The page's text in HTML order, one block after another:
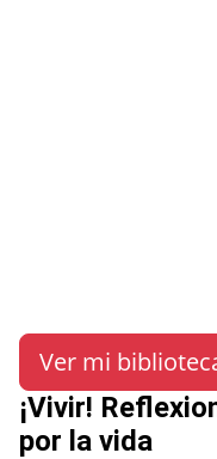
Ver mi
¡Vivir!
por la vida